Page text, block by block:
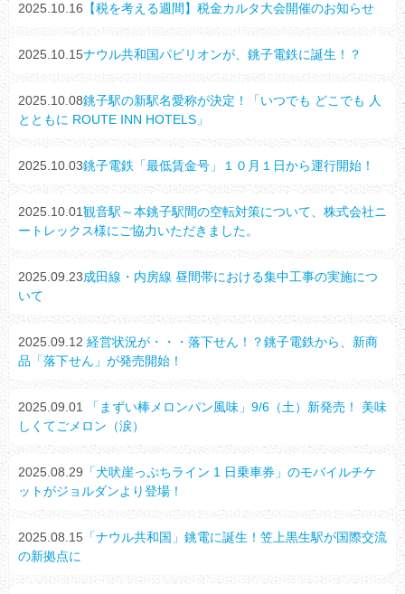
2025.10.16 【税を考える週間】税金カルタ大会開催のお知らせ
2025.10.15ナウル共和国パビリオンが、銚子電鉄に誕生！？
2025.10.08銚子駅の新駅名愛称が決定！「いつでも どこでも 人
とともに ROUTE INN HOTELS」
2025.10.03銚子電鉄「最低賃金号」１０月１日から運行開始！
2025.10.01観音駅～本銚子駅間の空転対策について、株式会社ニ
ートレックス様にご協力いただきました。
2025.09.23成田線・内房線 昼間帯における集中工事の実施につ
いて
2025.09.12 経営状況が・・・落下せん！？銚子電鉄から、新商
品「落下せん」が発売開始！
2025.09.01 「まずい棒メロンパン風味」9/6（土）新発売！ 美味
しくてごメロン（涙）
2025.08.29 「犬吠崖っぷちライン 1 日乗車券」のモバイルチケ
ットがジョルダンより登場！
2025.08.15 「ナウル共和国」銚電に誕生！笠上黒生駅が国際交流
の新拠点に